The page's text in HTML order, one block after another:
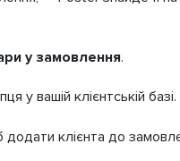
у замовлення.
у вашій клієнтській базі.
клієнта до